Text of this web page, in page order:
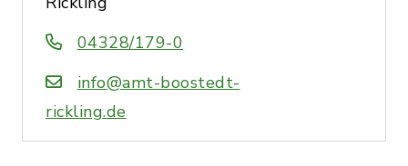
04328/179-0
info@amt-boostedt-
rickling.de